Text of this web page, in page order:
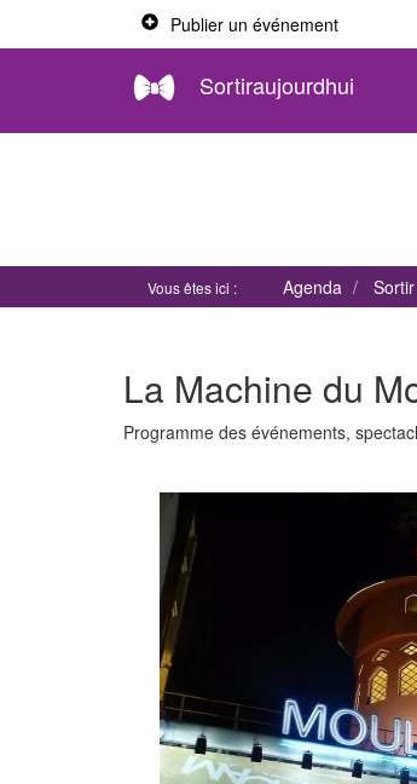
Publier un événement
Sortiraujourdhui
Vous êtes ici : Agenda
La Machine du
Programme des événements,